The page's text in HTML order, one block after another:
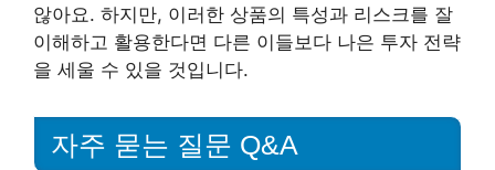
않아요. 하지만, 이러한 상품의 특성과 리스크를 잘
이해하고 활용한다면 다른 이들보다 나은 투자 전략
을 세울 수 있을 것입니다.
자주 묻는 질문 Q&A